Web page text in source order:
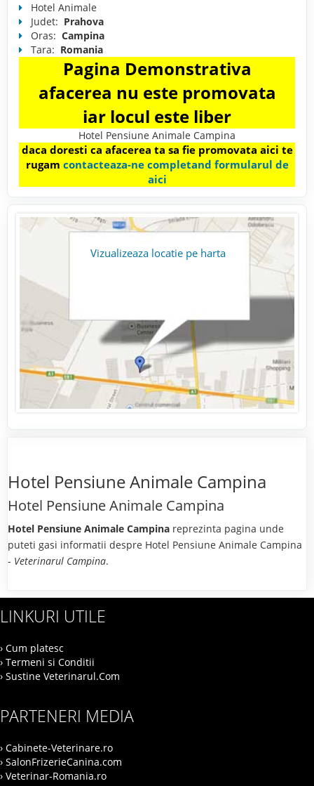
Hotel Animale
Judet: Prahova
Oras: Campina
Tara: Romania
Pagina Demonstrativa
afacerea nu este promovata
iar locul este liber
Hotel Pensiune Animale Campina
daca doresti ca afacerea ta sa fie promovata aici te
rugam contacteaza-ne completand formularul de
aici
Vizualizeaza locatie pe harta
Hotel Pensiune Animale Campina
Hotel Pensiune Animale Campina
Hotel Pensiune Animale Campina reprezinta pagina unde
puteti gasi informatii despre Hotel Pensiune Animale Campina
- Veterinarul Campina.
LINKURI UTILE
› Cum platesc
› Termeni si Conditii
› Sustine Veterinarul.Com
PARTENERI MEDIA
› Cabinete-Veterinare.ro
› SalonFrizerieCanina.com
› Veterinar-Romania.ro